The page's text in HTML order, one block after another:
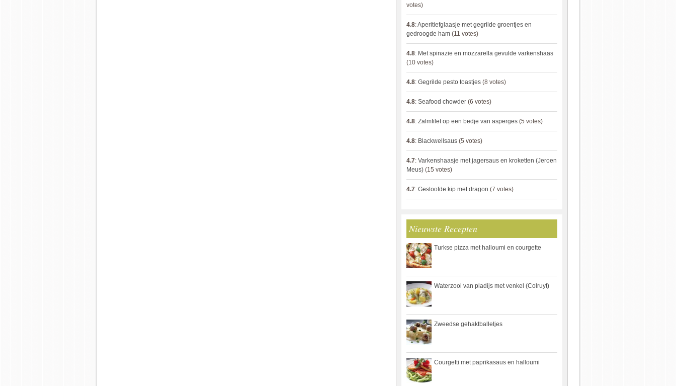
votes)
4.8:Aperitiefglaasje met gegrilde groentjes en
gedroogde ham (11 votes)
4.8: Met spinazie en mozzarella gevulde varkenshaas
(10 votes)
4.8: Gegrilde pesto toastjes (8 votes)
4.8: Seafood chowder (6 votes)
4.8: Zalmfilet op een bedje van asperges (5 votes)
4.8: Blackwellsaus (5 votes)
4.7: Varkenshaasje met jagersaus en kroketten (Jeroen
Meus) (15 votes)
4.7: Gestoofde kip met dragon (7 votes)
Nieuwste Recepten
Turkse pizza met halloumi en courgette
Waterzooi van pladijs met venkel (Colruyt)
Zweedse gehaktballetjes
Courgetti met paprikasaus en halloumi